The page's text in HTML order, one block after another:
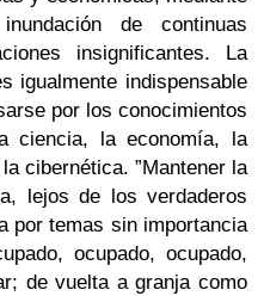
de continuas
insignificantes. La
igualmente indispensable
por los conocimientos
ciencia, la economía, la
cibernética. ”Mantener la
lejos de los verdaderos
por temas sin importancia
ocupado, ocupado,
de vuelta a granja como